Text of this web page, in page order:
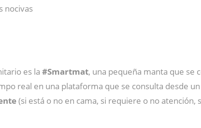
nocivas
es la #Smartmat, una pequeña manta que se
real en una plataforma que se consulta desde un
(si está o no en cama, si requiere o no atención,